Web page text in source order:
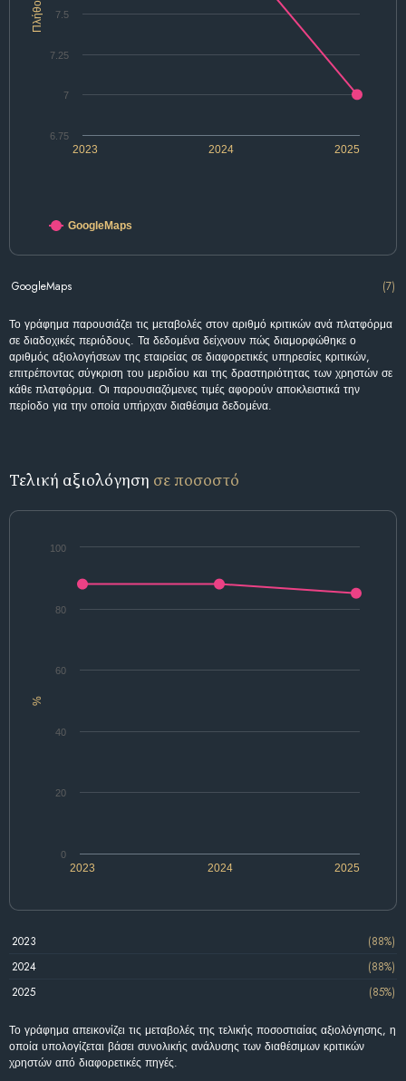
Πλήθος
2023 2024 2025
6.75
7
7.25
7.5
GoogleMaps
GoogleMaps (7)
Το γράφημα παρουσιάζει τις μεταβολές στον αριθμό κριτικών ανά πλατφόρμα
σε διαδοχικές περιόδους. Τα δεδομένα δείχνουν πώς διαμορφώθηκε ο
αριθμός αξιολογήσεων της εταιρείας σε διαφορετικές υπηρεσίες κριτικών,
επιτρέποντας σύγκριση του μεριδίου και της δραστηριότητας των χρηστών σε
κάθε πλατφόρμα. Οι παρουσιαζόμενες τιμές αφορούν αποκλειστικά την
περίοδο για την οποία υπήρχαν διαθέσιμα δεδομένα.
Τελική αξιολόγηση σε ποσοστό
%
2023 2024 2025
0
20
40
60
80
100
2023
(88%)
2024
(88%)
2025
(85%)
Το γράφημα απεικονίζει τις μεταβολές της τελικής ποσοστιαίας αξιολόγησης, η
οποία υπολογίζεται βάσει συνολικής ανάλυσης των διαθέσιμων κριτικών
χρηστών από διαφορετικές πηγές.